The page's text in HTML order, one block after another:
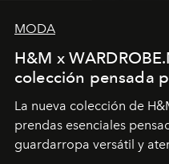
MODA
H&M x
colección pensada
La nueva colección de
prendas esenciales
guardarropa versátil y